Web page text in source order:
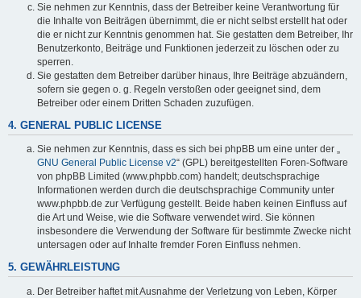
Sie nehmen zur Kenntnis, dass der Betreiber keine Verantwortung für
die Inhalte von Beiträgen übernimmt, die er nicht selbst erstellt hat oder
die er nicht zur Kenntnis genommen hat. Sie gestatten dem Betreiber, Ihr
Benutzerkonto, Beiträge und Funktionen jederzeit zu löschen oder zu
sperren.
Sie gestatten dem Betreiber darüber hinaus, Ihre Beiträge abzuändern,
sofern sie gegen o. g. Regeln verstoßen oder geeignet sind, dem
Betreiber oder einem Dritten Schaden zuzufügen.
4. GENERAL PUBLIC LICENSE
Sie nehmen zur Kenntnis, dass es sich bei phpBB um eine unter der „
GNU General Public License v2“ (GPL) bereitgestellten Foren-Software
von phpBB Limited (www.phpbb.com) handelt; deutschsprachige
Informationen werden durch die deutschsprachige Community unter
www.phpbb.de zur Verfügung gestellt. Beide haben keinen Einfluss auf
die Art und Weise, wie die Software verwendet wird. Sie können
insbesondere die Verwendung der Software für bestimmte Zwecke nicht
untersagen oder auf Inhalte fremder Foren Einfluss nehmen.
5. GEWÄHRLEISTUNG
Der Betreiber haftet mit Ausnahme der Verletzung von Leben, Körper